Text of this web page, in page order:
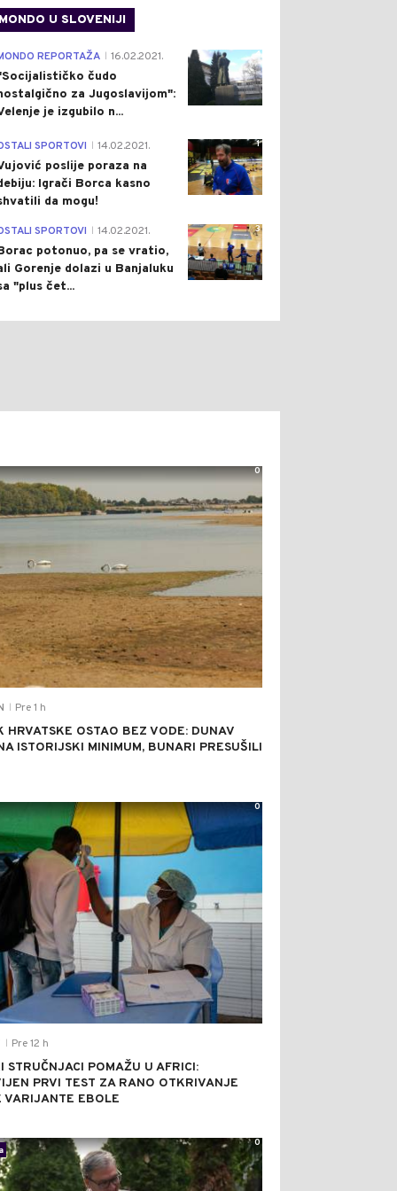
MONDO U SLOVENIJI
4
REPORTAŽA 16.02.2021.
čudo
za Jugoslavijom":
je izgubilo n...
1
SPORTOVI 14.02.2021.
poslije poraza na
Igrači Borca kasno
da mogu!
3
SPORTOVI 14.02.2021.
potonuo, pa se vratio,
Gorenje dolazi u Banjaluku
"plus čet...
Pre 1 h
HRVATSKE OSTAO BEZ VODE: DUNAV
ISTORIJSKI MINIMUM, BUNARI PRESUŠILI
0
Pre 12 h
STRUČNJACI POMAŽU U AFRICI:
PRVI TEST ZA RANO OTKRIVANJE
VARIJANTE EBOLE
0
0